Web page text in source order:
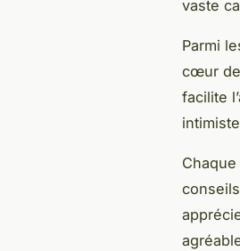
vaste
Parmi
cœur de
facilite